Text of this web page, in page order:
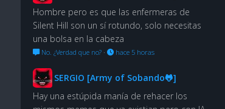
Hombre pero es que las enfermeras de
Silent Hill son un sí rotundo, solo necesitas
una bolsa en la cabeza
No. ¿Verdad que no? · hace 5 horas
SERGIO [Army of Sobando🐸]
Hay una estúpida manía de rehacer los